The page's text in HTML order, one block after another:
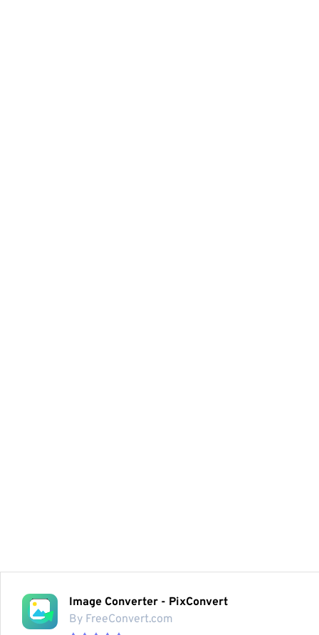
Image Converter - PixConvert
By FreeConvert.com